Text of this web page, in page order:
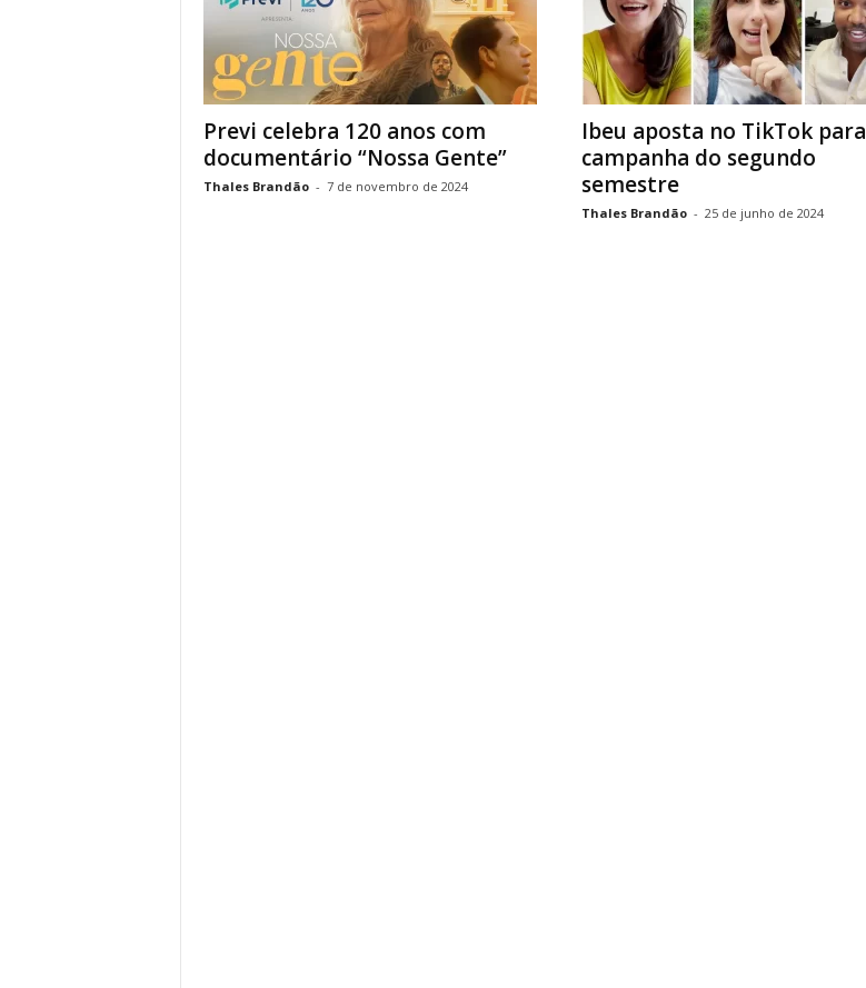
Previ celebra 120 anos com
documentário “Nossa Gente”
Thales Brandão - 7 de novembro de 2024
Ibeu aposta no TikTok para
campanha do segundo
semestre
Thales Brandão - 25 de junho de 2024